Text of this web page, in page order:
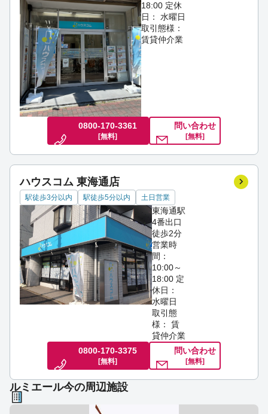
18:00 定休
日： 水曜日
取引態様：
賃貸仲介業
0800-170-3361
[無料]
問い合わせ
[無料]
ハウスコム 東海通店
駅徒歩3分以内 駅徒歩5分以内 土日営業
東海通駅
4番出口
徒歩2分
営業時
間：
10:00～
18:00 定
休日：
水曜日
取引態
様： 賃
貸仲介業
0800-170-3375
[無料]
問い合わせ
[無料]
ルミエール今の周辺施設